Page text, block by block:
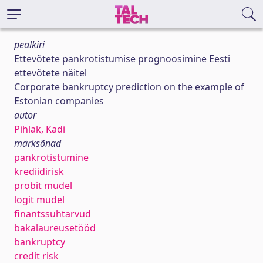
pealkiri
Ettevõtete pankrotistumise prognoosimine Eesti
ettevõtete näitel
Corporate bankruptcy prediction on the example of
Estonian companies
autor
Pihlak, Kadi
märksõnad
pankrotistumine
krediidirisk
probit mudel
logit mudel
finantssuhtarvud
bakalaureusetööd
bankruptcy
credit risk